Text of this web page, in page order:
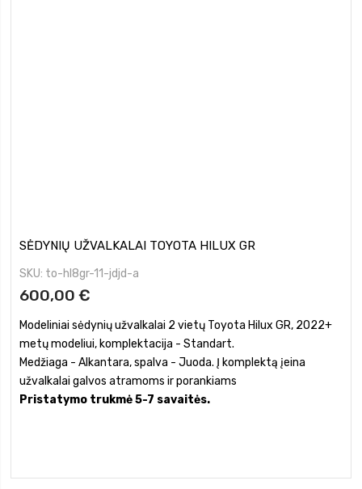
SĖDYNIŲ UŽVALKALAI TOYOTA HILUX GR
SKU to-hl8gr-11-jdjd-a
600,00 €
Modeliniai sėdynių užvalkalai 2 vietų Toyota Hilux GR, 2022+
metų modeliui, komplektacija - Standart.
Medžiaga - Alkantara, spalva - Juoda. Į komplektą įeina
užvalkalai galvos atramoms ir porankiams
Pristatymo trukmė 5-7 savaitės.